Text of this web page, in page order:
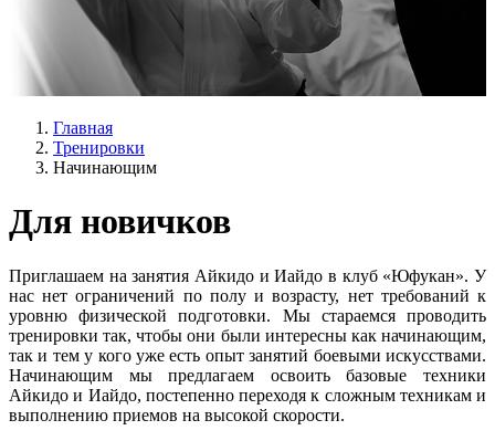
Главная
Тренировки
Начинающим
Для новичков
Приглашаем на занятия Айкидо и Иайдо в клуб «Юфукан». У
нас нет ограничений по полу и возрасту, нет требований к
уровню физической подготовки. Мы стараемся проводить
тренировки так, чтобы они были интересны как начинающим,
так и тем у кого уже есть опыт занятий боевыми искусствами.
Начинающим мы предлагаем освоить базовые техники
Айкидо и Иайдо, постепенно переходя к сложным техникам и
выполнению приемов на высокой скорости.